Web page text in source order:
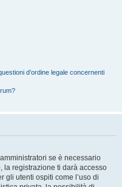
d’ordine legale concernenti
se è necessario
la registrazione ti darà accesso
gli utenti ospiti come l’uso di